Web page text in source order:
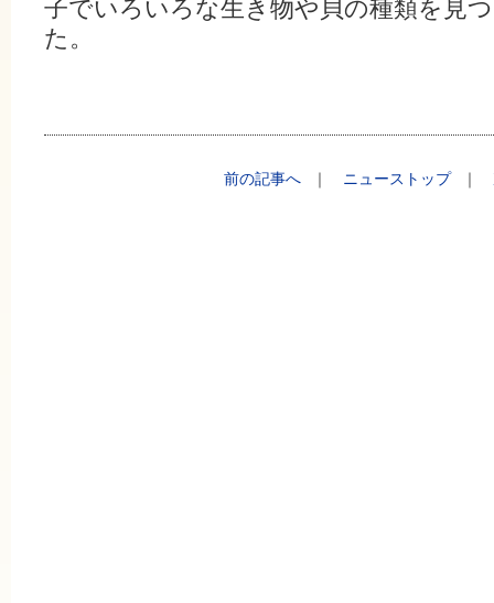
子でいろいろな生き物や貝の種類を見
た 。
前の記事へ ｜ ニューストップ ｜